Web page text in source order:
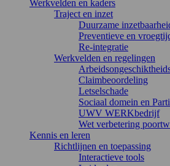
Werkvelden en kaders
Traject en inzet
Duurzame
Preventieve en
Re-integratie
Werkvelden en regelingen
Claimbeoordeling
Letselschade
Sociaal domein en
UWV WERKbedrijf
Wet verbetering
Kennis en leren
Richtlijnen en toepassing
Interactieve tools